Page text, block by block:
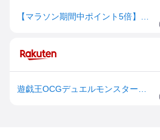
（
（